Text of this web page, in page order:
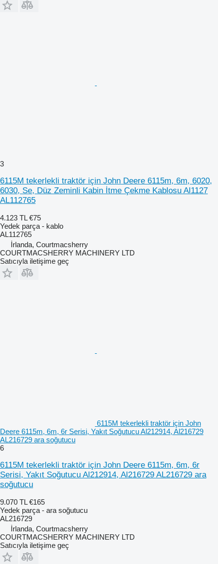
3
6115M tekerlekli traktör için John Deere 6115m, 6m, 6020,
6030, Se, Düz Zeminli Kabin İtme Çekme Kablosu Al1127
AL112765
4.123 TL €75
Yedek parça - kablo
AL112765
İrlanda, Courtmacsherry
COURTMACSHERRY MACHINERY LTD
Satıcıyla iletişime geç
6115M tekerlekli traktör için John
Deere 6115m, 6m, 6r Serisi, Yakıt Soğutucu Al212914, Al216729
AL216729 ara soğutucu
6
6115M tekerlekli traktör için John Deere 6115m, 6m, 6r
Serisi, Yakıt Soğutucu Al212914, Al216729 AL216729 ara
soğutucu
9.070 TL €165
Yedek parça - ara soğutucu
AL216729
İrlanda, Courtmacsherry
COURTMACSHERRY MACHINERY LTD
Satıcıyla iletişime geç